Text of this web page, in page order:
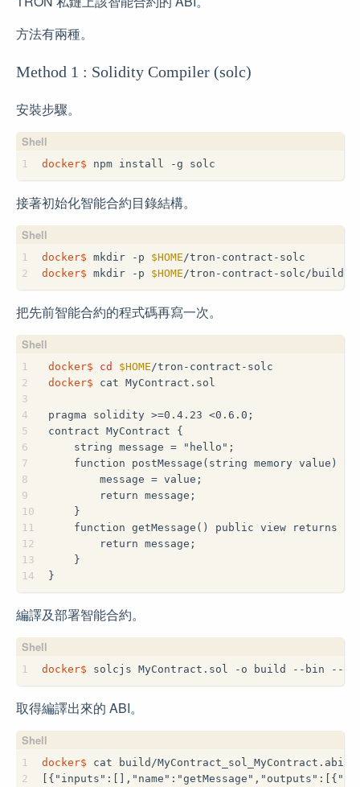
方法有兩種。
Method 1 : Solidity Compiler (solc)
安裝步驟。
1 docker$ npm install -g solc
接著初始化智能合約目錄結構。
1
2
docker$ mkdir -p $HOME /tron-contract-solc
docker$ mkdir -p $HOME /tron-contract-solc/build
把先前智能合約的程式碼再寫一次。
1
2
3
4
5
6
7
8
9
10
11
12
13
14
docker$ cd $HOME /tron-contract-solc
docker$ cat MyContract.sol
pragma solidity >=0.4.23 <0.6.0;
contract MyContract {
    string message = "hello";
function postMessage(string memory value)
        message = value;
        return message;
    }
function getMessage() public view returns
        return message;
    }
}
編譯及部署智能合約。
1 docker$ solcjs MyContract.sol -o build --bin --abi
取得編譯出來的 ABI。
1
2
docker$ cat build/MyContract_sol_MyContract.abi